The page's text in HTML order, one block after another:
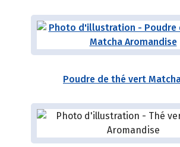
Poudre de thé vert